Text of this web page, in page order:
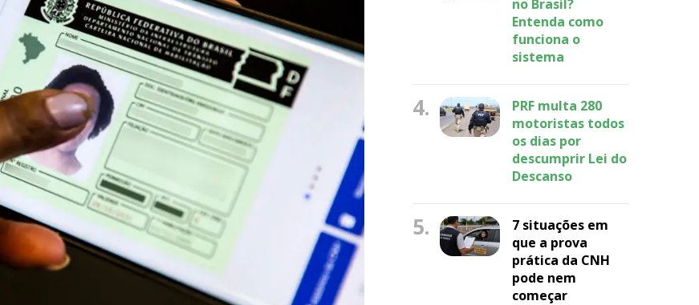
no Brasil?
Entenda como
funciona o
sistema
4.
PRF multa 280
motoristas todos
os dias por
descumprir Lei do
Descanso
5.
7 situações em
que a prova
prática da CNH
pode nem
começar